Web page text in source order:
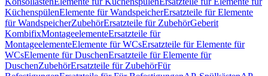
KüchenspülenElemente für WandspeicherErsatzteile für Elemente
für WandspeicherZubehörErsatzteile für ZubehörGeberit
KombifixMontageelementeErsatzteile für
MontageelementeElemente für WCsErsatzteile für Elemente für
WCsElemente für DuschenErsatzteile für Elemente für
DuschenZubehörErsatzteile für ZubehörFür